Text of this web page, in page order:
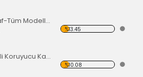
Bambu Raf-Tüm Modeller İçin
%13.45
Silecek Mili Koruyucu Kapak
%10.08